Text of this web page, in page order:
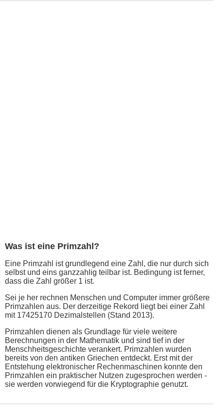
Was ist eine Primzahl?
Eine Primzahl ist grundlegend eine Zahl, die nur durch sich
selbst und eins ganzzahlig teilbar ist. Bedingung ist ferner,
dass die Zahl größer 1 ist.
Sei je her rechnen Menschen und Computer immer größere
Primzahlen aus. Der derzeitige Rekord liegt bei einer Zahl
mit 17425170 Dezimalstellen (Stand 2013).
Primzahlen dienen als Grundlage für viele weitere
Berechnungen in der Mathematik und sind tief in der
Menschheitsgeschichte verankert. Primzahlen wurden
bereits von den antiken Griechen entdeckt. Erst mit der
Entstehung elektronischer Rechenmaschinen konnte den
Primzahlen ein praktischer Nutzen zugesprochen werden -
sie werden vorwiegend für die Kryptographie genutzt.